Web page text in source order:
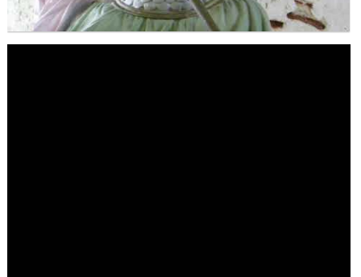
Maitre Hilarion, Maitre du Rayon Vert !